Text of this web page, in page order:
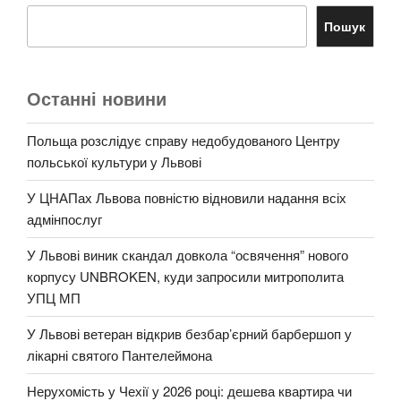
Пошук
Останні новини
Польща розслідує справу недобудованого Центру
польської культури у Львові
У ЦНАПах Львова повністю відновили надання всіх
адмінпослуг
У Львові виник скандал довкола “освячення” нового
корпусу UNBROKEN, куди запросили митрополита
УПЦ МП
У Львові ветеран відкрив безбар’єрний барбершоп у
лікарні святого Пантелеймона
Нерухомість у Чехії у 2026 році: дешева квартира чи